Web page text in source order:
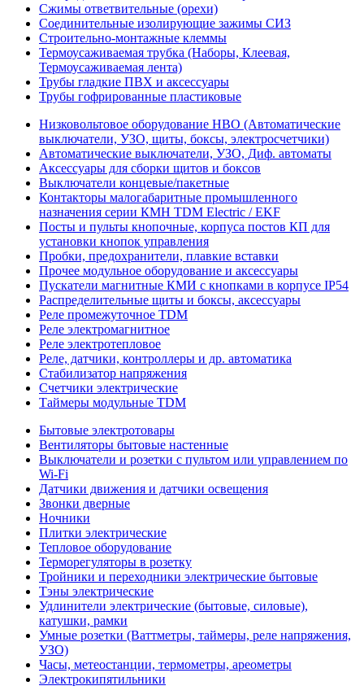
Сжимы ответвительные (орехи)
Соединительные изолирующие зажимы СИЗ
Строительно-монтажные клеммы
Термоусаживаемая трубка (Наборы, Клеевая,
Термоусаживаемая лента)
Трубы гладкие ПВХ и аксессуары
Трубы гофрированные пластиковые
Низковольтовое оборудование НВО (Автоматические
выключатели, УЗО, щиты, боксы, электросчетчики)
Автоматические выключатели, УЗО, Диф. автоматы
Аксессуары для сборки щитов и боксов
Выключатели концевые/пакетные
Контакторы малогабаритные промышленного
назначения серии КМН TDM Electric / EKF
Посты и пульты кнопочные, корпуса постов КП для
установки кнопок управления
Пробки, предохранители, плавкие вставки
Прочее модульное оборудование и аксессуары
Пускатели магнитные КМИ с кнопками в корпусе IP54
Распределительные щиты и боксы, аксессуары
Реле промежуточное TDM
Реле электромагнитное
Реле электротепловое
Реле, датчики, контроллеры и др. автоматика
Стабилизатор напряжения
Счетчики электрические
Таймеры модульные TDM
Бытовые электротовары
Вентиляторы бытовые настенные
Выключатели и розетки с пультом или управлением по
Wi-Fi
Датчики движения и датчики освещения
Звонки дверные
Ночники
Плитки электрические
Тепловое оборудование
Терморегуляторы в розетку
Тройники и переходники электрические бытовые
Тэны электрические
Удлинители электрические (бытовые, силовые),
катушки, рамки
Умные розетки (Ваттметры, таймеры, реле напряжения,
УЗО)
Часы, метеостанции, термометры, ареометры
Электрокипятильники